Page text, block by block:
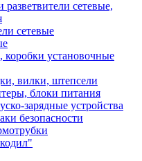
сетевые,
сетевые
коробки установочные
вилки, штепсели
блоки питания
зарядные устройства
безопасности